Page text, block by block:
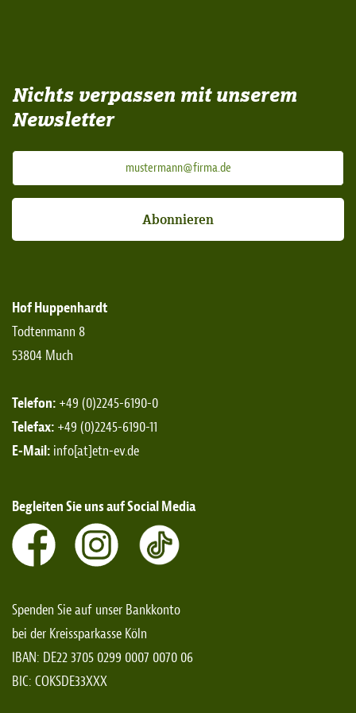
Nichts verpassen mit unserem
Newsletter
Abonnieren
Hof Huppenhardt
Todtenmann 8
53804 Much
Telefon: +49 (0)2245-6190-0
Telefax: +49 (0)2245-6190-11
E-Mail: info[at]etn-ev.de
Begleiten Sie uns auf Social Media
Spenden Sie auf unser Bankkonto
bei der Kreissparkasse Köln
IBAN: DE22 3705 0299 0007 0070 06
BIC: COKSDE33XXX